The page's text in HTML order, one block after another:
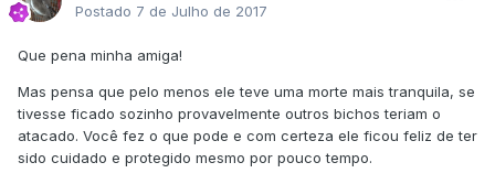
Postado 7 de Julho de 2017
Que pena minha amiga!
Mas pensa que pelo menos ele teve uma morte mais tranquila, se
tivesse ficado sozinho provavelmente outros bichos teriam o
atacado. Você fez o que pode e com certeza ele ficou feliz de ter
sido cuidado e protegido mesmo por pouco tempo.